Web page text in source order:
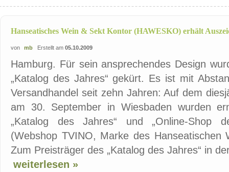
Hanseatisches Wein & Sekt Kontor (HAWESKO) erhält
von mb Erstellt am 05.10.2009
Hamburg. Für sein ansprechendes Design
„Katalog des Jahres“ gekürt. Es ist mit
Versandhandel seit zehn Jahren: Auf dem
am 30. September in Wiesbaden wurden
„Katalog des Jahres“ und „Online-Shop
(Webshop TVINO, Marke des Hanseatischen
Zum Preisträger des „Katalog des Jahres“ in
weiterlesen »